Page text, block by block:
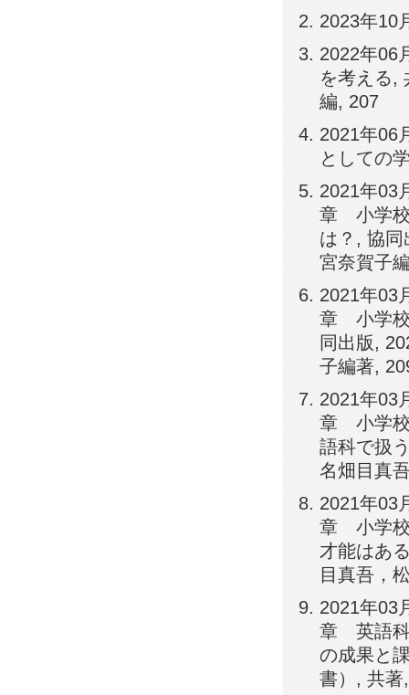
2023年10
2022年06
を考える,
編, 207
2021年06
としての
2021年03
章 小学校
は？, 協
宮奈賀子
2021年03
章 小学校
同出版,
子編著,
2021年03
章 小学校
語科で扱
名畑目真
2021年03
章 小学校
才能はあ
目真吾，
2021年03
章 英語科
の成果と
書）, 共著